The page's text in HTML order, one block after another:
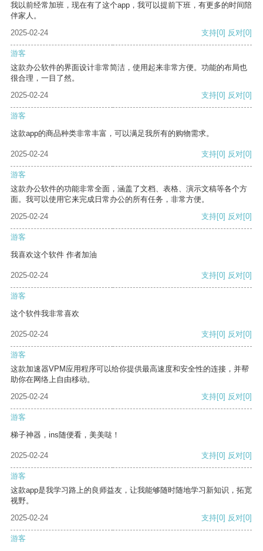
我以前经常加班，现在有了这个app，我可以提前下班，有更多的时间陪
伴家人。
2025-02-24
支持[0] 反对[0]
游客
这款办公软件的界面设计非常简洁，使用起来非常方便。功能的布局也
很合理，一目了然。
2025-02-24
支持[0] 反对[0]
游客
这款app的商品种类非常丰富，可以满足我所有的购物需求。
2025-02-24 支持[0] 反对[0]
游客
这款办公软件的功能非常全面，涵盖了文档、表格、演示文稿等各个方
面。我可以使用它来完成日常办公的所有任务，非常方便。
2025-02-24
支持[0] 反对[0]
游客
我喜欢这个软件 作者加油
2025-02-24 支持[0] 反对[0]
游客
这个软件我非常喜欢
2025-02-24 支持[0] 反对[0]
游客
这款加速器VPM应用程序可以给你提供最高速度和安全性的连接，并帮
助你在网络上自由移动。
2025-02-24
支持[0] 反对[0]
游客
梯子神器，ins随便看，美美哒！
2025-02-24 支持[0] 反对[0]
游客
这款app是我学习路上的良师益友，让我能够随时随地学习新知识，拓宽
视野。
2025-02-24
支持[0] 反对[0]
游客